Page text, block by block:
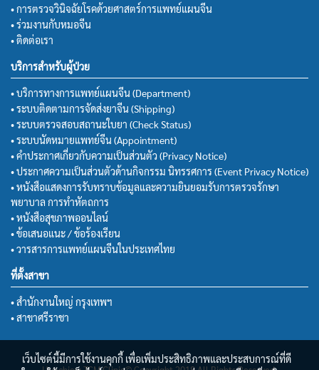
• การตรวจวินิจฉัยโรคด้วยศาสตร์การแพทย์แผนจีน
• ร่วมงานกับหมอจีน
• ติดต่อเรา
บริการสำหรับผู้ป่วย
• บริการทางการแพทย์แผนจีน (Department)
• ระบบติดตามการจัดส่งยาจีน (Shipping)
• ระบบตรวจสอบสถานะใบยา (Check Status)
• ระบบนัดหมายแพทย์จีน (Appointment)
• คำประกาศเกี่ยวกับความเป็นส่วนตัว (Privacy Notice)
• ประกาศความเป็นส่วนตัวด้านกิจกรรม นิทรรศการ (Event Privacy Notice)
• หนังสือแสดงการรับทราบข้อมูลและความยินยอมรับการตรวจรักษา
พยาบาล การทำหัตถการ
• หนังสือสุขภาพออนไลน์
• ข้อเสนอแนะ / ข้อร้องเรียน
• วารสารการแพทย์แผนจีนในประเทศไทย
ที่ตั้งสาขา
• สำนักงานใหญ่ กรุงเทพฯ
• สาขาศรีราชา
เว็บไซต์นี้มีการใช้งานคุกกี้ เพื่อเพิ่มประสิทธิภาพและประสบการณ์ที่ดี